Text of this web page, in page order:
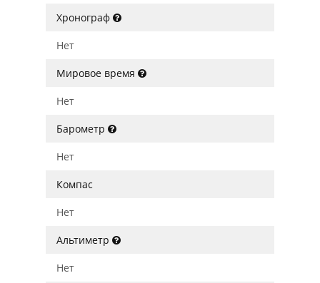
Хронограф
Нет
Мировое время
Нет
Барометр
Нет
Компас
Нет
Альтиметр
Нет